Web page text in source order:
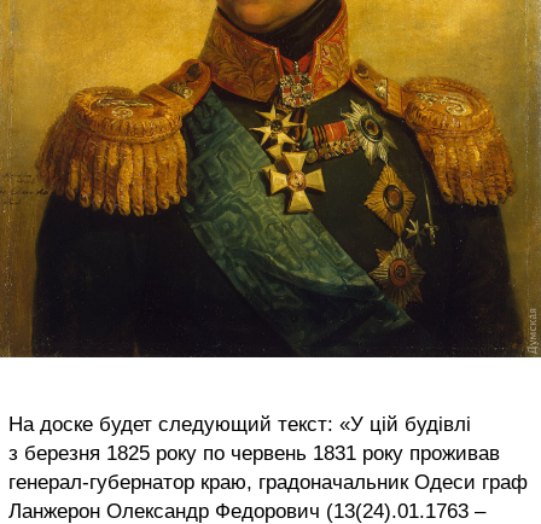
На доске будет следующий текст: «У цій будівлі
з березня 1825 року по червень 1831 року проживав
генерал-губернатор краю, градоначальник Одеси граф
Ланжерон Олександр Федорович (13(24).01.1763 –